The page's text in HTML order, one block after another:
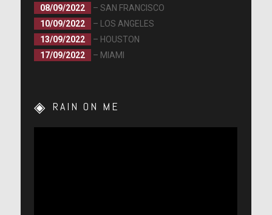
08/09/2022
– SAN FRANCISCO
10/09/2022
– LOS ANGELES
13/09/2022
– HOUSTON
17/09/2022
– MIAMI
RAIN ON ME